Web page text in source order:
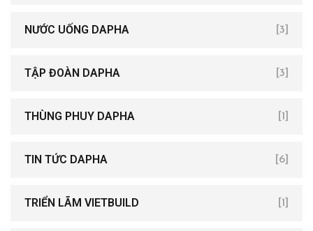
NƯỚC UỐNG DAPHA [3]
TẬP ĐOÀN DAPHA [3]
THÙNG PHUY DAPHA [1]
TIN TỨC DAPHA [6]
TRIỂN LÃM VIETBUILD [1]